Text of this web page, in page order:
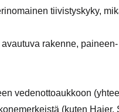
tiivistyskyky,
rakenne,
vedenottoaukkoon
(kuten